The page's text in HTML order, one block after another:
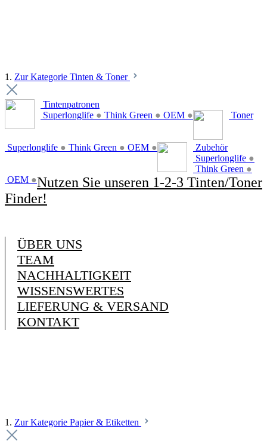
1. Zur Kategorie Tinten & Toner
Tintenpatronen
Superlonglife ● Think Green ● OEM ● Toner
Superlonglife ● Think Green ● OEM ●
Zubehör
Superlonglife ●
Think Green ●
OEM ●Nutzen Sie unseren 1-2-3 Tinten/Toner
Finder!
ÜBER UNS
TEAM
NACHHALTIGKEIT
WISSENSWERTES
LIEFERUNG & VERSAND
KONTAKT
1. Zur Kategorie Papier & Etiketten